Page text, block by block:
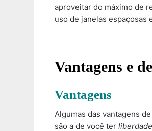
aproveitar do máximo de
uso de janelas espaçosas
Vantagens e
Vantagens
Algumas das vantagens
são a de você ter